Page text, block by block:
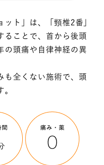
ト」は、「頸椎2番」
ることで、首から後頭
の頭痛や自律神経の異
も全くない施術で、頭